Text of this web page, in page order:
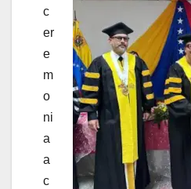
c
er
e
m
o
ni
a
a
c